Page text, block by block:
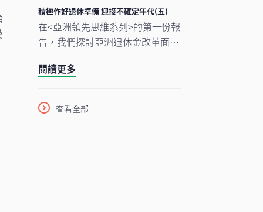
濟環境，他們在未來數十年需要作
出重大的儲蓄和投資決策。重要的
是，本報告亦會闡述當前長期低報
積極作好退休準備 迎接不確定年代(五)
在<亞洲領先思維系列>的第一份報
告，我們探討亞洲退休金改革面對
在本報告中，我們把焦點轉移至退
濟環境，他們在未來數十年需要作
出重大的儲蓄和投資決策。重要的
閱讀更多
查看全部